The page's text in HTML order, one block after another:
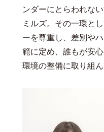
ンダーにとらわれな
ミルズ。その一環と
ーを尊重し、差別や
範に定め、誰もが安
環境の整備に取り組ん